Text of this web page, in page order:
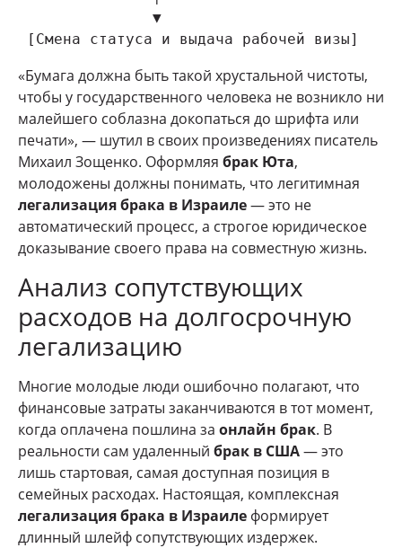
«Бумага должна быть такой хрустальной чистоты,
чтобы у государственного человека не возникло ни
малейшего соблазна докопаться до шрифта или
печати», — шутил в своих произведениях писатель
Михаил Зощенко. Оформляя брак Юта,
молодожены должны понимать, что легитимная
легализация брака в Израиле— это не
автоматический процесс, а строгое юридическое
доказывание своего права на совместную жизнь.
Анализ сопутствующих
расходов на долгосрочную
легализацию
Многие молодые люди ошибочно полагают, что
финансовые затраты заканчиваются в тот момент,
когда оплачена пошлина за онлайн брак. В
реальности сам удаленный брак в США— это
лишь стартовая, самая доступная позиция в
семейных расходах. Настоящая, комплексная
легализация брака в Израиле формирует
длинный шлейф сопутствующих издержек.